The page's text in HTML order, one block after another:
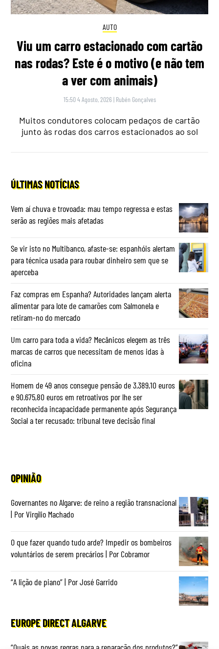
AUTO
Viu um carro estacionado com cartão
nas rodas? Este é o motivo (e não tem
a ver com animais)
15:50 4 Agosto, 2026 | Rubén Gonçalves
Muitos condutores colocam pedaços de cartão
junto às rodas dos carros estacionados ao sol
ÚLTIMAS NOTÍCIAS
Vem aí chuva e trovoada: mau tempo regressa e estas
serão as regiões mais afetadas
Se vir isto no Multibanco, afaste-se: espanhóis alertam
para técnica usada para roubar dinheiro sem que se
aperceba
Faz compras em Espanha? Autoridades lançam alerta
alimentar para lote de camarões com Salmonela e
retiram-no do mercado
Um carro para toda a vida? Mecânicos elegem as três
marcas de carros que necessitam de menos idas à
oficina
Homem de 49 anos consegue pensão de 3.389,10 euros
e 90.675,80 euros em retroativos por lhe ser
reconhecida incapacidade permanente após Segurança
Social a ter recusado: tribunal teve decisão final
OPINIÃO
Governantes no Algarve: de reino a região transnacional
| Por Virgílio Machado
O que fazer quando tudo arde? Impedir os bombeiros
voluntários de serem precários | Por Cobramor
“A lição de piano” | Por José Garrido
EUROPE DIRECT ALGARVE